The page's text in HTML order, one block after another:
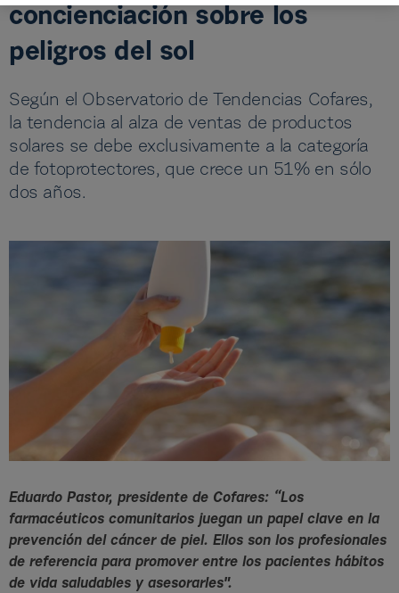
concienciación sobre los
peligros del sol
Según el Observatorio de Tendencias Cofares,
la tendencia al alza de ventas de productos
solares se debe exclusivamente a la categoría
de fotoprotectores, que crece un 51% en sólo
dos años.
Eduardo Pastor, presidente de Cofares: “Los
farmacéuticos comunitarios juegan un papel clave en la
prevención del cáncer de piel. Ellos son los profesionales
de referencia para promover entre los pacientes hábitos
de vida saludables y asesorarles".